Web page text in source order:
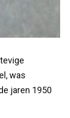
was
jaren 1950